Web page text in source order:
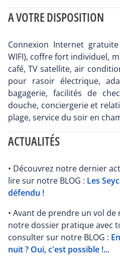
A VOTRE DISPOSITION
Connexion Internet
WIFI), coffre fort individuel,
café, TV satellite, air
pour rasoir électrique,
bagagerie, facilités de
douche, conciergerie et
plage, service du soir en
ACTUALITÉS
• Découvrez notre dernier
lire sur notre BLOG : Les
défendu !
• Avant de prendre un vol
notre dossier pratique avec
consulter sur notre BLOG :
nuit ? Oui, c'est possible !...